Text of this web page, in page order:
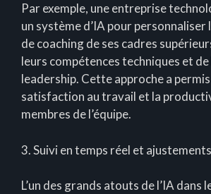
Par exemple, une entreprise
un système d’IA pour
de coaching de ses cadres
leurs compétences techniques et
leadership. Cette approche a
satisfaction au travail et la
membres de l’équipe.
3. Suivi en temps réel et
L’un des grands atouts de l’IA dans